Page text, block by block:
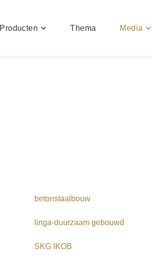
Producten Thema Media
betonstaalbouw
linga-duurzaam gebouwd
SKG IKOB